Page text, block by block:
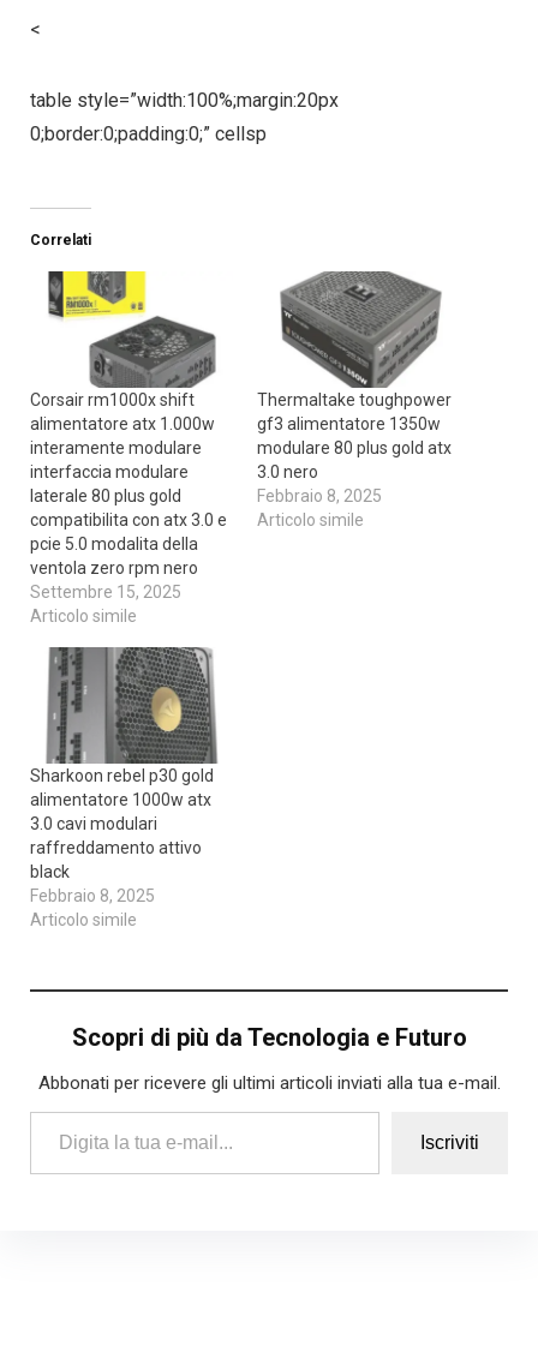
<
table style=”width:100%;margin:20px
0;border:0;padding:0;” cellsp
Correlati
Corsair rm1000x shift
alimentatore atx 1.000w
interamente modulare
interfaccia modulare
laterale 80 plus gold
compatibilita con atx 3.0 e
pcie 5.0 modalita della
ventola zero rpm nero
Settembre 15, 2025
Articolo simile
Thermaltake toughpower
gf3 alimentatore 1350w
modulare 80 plus gold atx
3.0 nero
Febbraio 8, 2025
Articolo simile
Sharkoon rebel p30 gold
alimentatore 1000w atx
3.0 cavi modulari
raffreddamento attivo
black
Febbraio 8, 2025
Articolo simile
Scopri di più da Tecnologia e Futuro
Abbonati per ricevere gli ultimi articoli inviati alla tua e-mail.
Digita la tua e-mail...
Iscriviti